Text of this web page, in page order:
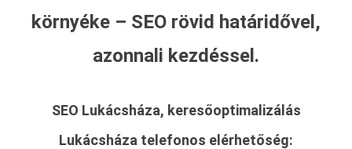
környéke – SEO rövid határidővel,
azonnali kezdéssel.
SEO Lukácsháza, keresőoptimalizálás
Lukácsháza telefonos elérhetőség: